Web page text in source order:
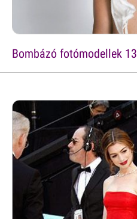
Bombázó fotómodellek 13